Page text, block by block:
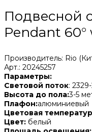
Подвесной
Pendant
Производитель: Rio
Арт.: 20245257
Параметры:
Световой поток:
Высота до пола:3-5
Плафон:алюминиевый
Цветовая
Цвет: белый